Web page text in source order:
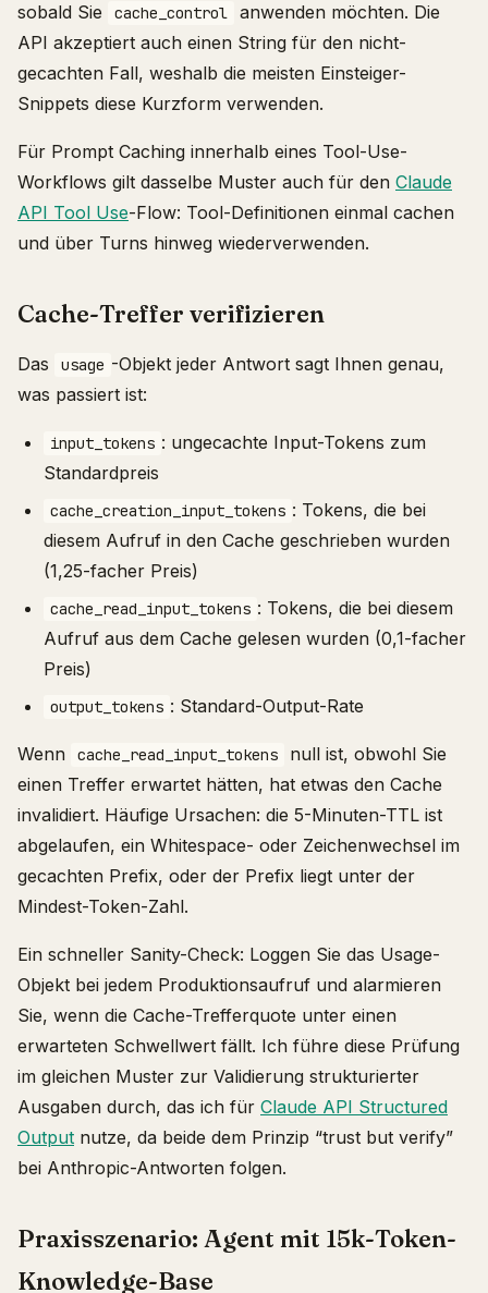
sobald Sie
cache_control
anwenden möchten. Die
API akzeptiert auch einen String für den nicht-
gecachten Fall, weshalb die meisten Einsteiger-
Snippets diese Kurzform verwenden.
Für Prompt Caching innerhalb eines Tool-Use-
Workflows gilt dasselbe Muster auch für den Claude
API Tool Use-Flow: Tool-Definitionen einmal cachen
und über Turns hinweg wiederverwenden.
Cache-Treffer verifizieren
Das usage -Objekt jeder Antwort sagt Ihnen genau,
was passiert ist:
input_tokens : ungecachte Input-Tokens zum
Standardpreis
cache_creation_input_tokens : Tokens, die bei
diesem Aufruf in den Cache geschrieben wurden
(1,25-facher Preis)
cache_read_input_tokens : Tokens, die bei diesem
Aufruf aus dem Cache gelesen wurden (0,1-facher
Preis)
output_tokens : Standard-Output-Rate
Wenn cache_read_input_tokens
null ist, obwohl Sie
einen Treffer erwartet hätten, hat etwas den Cache
invalidiert. Häufige Ursachen: die 5-Minuten-TTL ist
abgelaufen, ein Whitespace- oder Zeichenwechsel im
gecachten Prefix, oder der Prefix liegt unter der
Mindest-Token-Zahl.
Ein schneller Sanity-Check: Loggen Sie das Usage-
Objekt bei jedem Produktionsaufruf und alarmieren
Sie, wenn die Cache-Trefferquote unter einen
erwarteten Schwellwert fällt. Ich führe diese Prüfung
im gleichen Muster zur Validierung strukturierter
Ausgaben durch, das ich für Claude API Structured
Output nutze, da beide dem Prinzip “trust but verify”
bei Anthropic-Antworten folgen.
Praxisszenario: Agent mit 15k-Token-
Knowledge-Base